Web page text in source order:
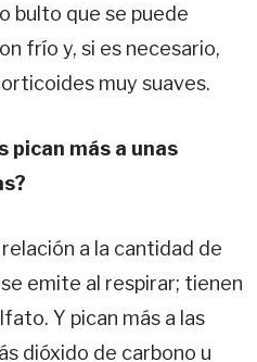
bulto que se puede
frío y, si es necesario,
muy suaves.
pican más a unas
a la cantidad de
emite al respirar; tienen
Y pican más a las
dióxido de carbono u